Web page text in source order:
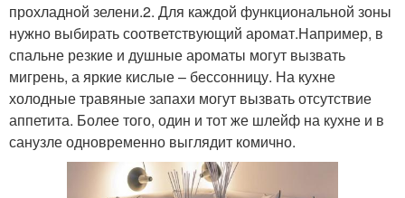
прохладной зелени.2. Для каждой функциональной зоны
нужно выбирать соответствующий аромат.Например, в
спальне резкие и душные ароматы могут вызвать
мигрень, а яркие кислые – бессонницу. На кухне
холодные травяные запахи могут вызвать отсутствие
аппетита. Более того, один и тот же шлейф на кухне и в
санузле одновременно выглядит комично.